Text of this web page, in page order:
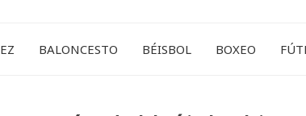
BALONCESTO BÉISBOL BOXEO